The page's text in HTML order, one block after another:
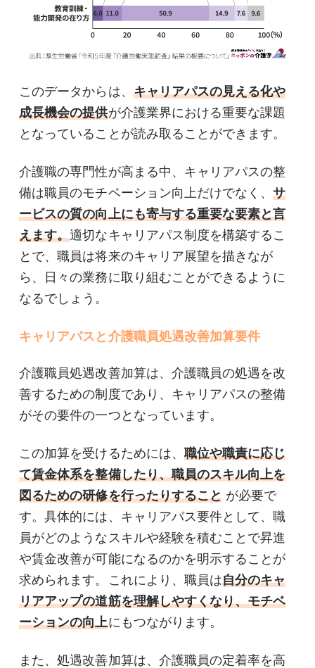
このデータからは、 キャリアパスの見える化や
成長機会の提供が介護業界における重要な課題
となっていることが読み取ることができます。
介護職の専門性が高まる中、キャリアパスの整
備は職員のモチベーション向上だけでなく、サ
ービスの質の向上にも寄与する重要な要素と言
えます。適切なキャリアパス制度を構築するこ
とで、職員は将来のキャリア展望を描きなが
ら、日々の業務に取り組むことができるように
なるでしょう。
キャリアパスと介護職員処遇改善加算要件
介護職員処遇改善加算は、介護職員の処遇を改
善するための制度であり、キャリアパスの整備
がその要件の一つとなっています。
この加算を受けるためには、 職位や職責に応じ
て賃金体系を整備したり、職員のスキル向上を
図るための研修を行ったりすることが必要で
す。具体的には、キャリアパス要件として、職
員がどのようなスキルや経験を積むことで昇進
や賃金改善が可能になるのかを明示することが
求められます。これにより、職員は自分のキャ
リアアップの道筋を理解しやすくなり、モチベ
ーションの向上にもつながります。
また、処遇改善加算は、介護職員の定着率を高